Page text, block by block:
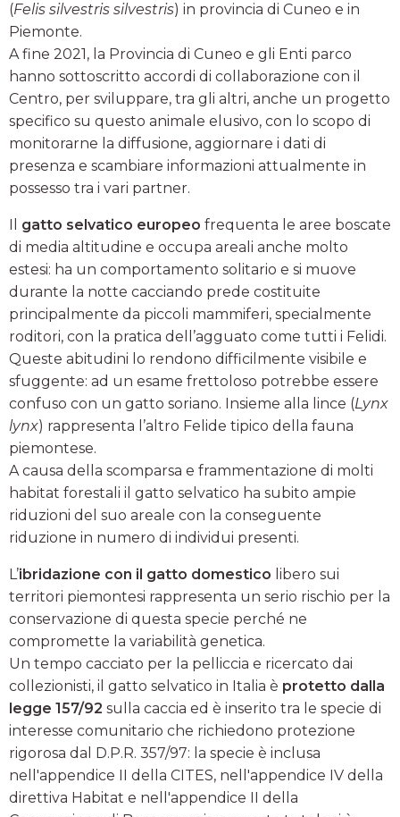
(Felis silvestris silvestris) in provincia di Cuneo e in
Piemonte.
A fine 2021, la Provincia di Cuneo e gli Enti parco
hanno sottoscritto accordi di collaborazione con il
Centro, per sviluppare, tra gli altri, anche un progetto
specifico su questo animale elusivo, con lo scopo di
monitorarne la diffusione, aggiornare i dati di
presenza e scambiare informazioni attualmente in
possesso tra i vari partner.
Il gatto selvatico europeo frequenta le aree boscate
di media altitudine e occupa areali anche molto
estesi: ha un comportamento solitario e si muove
durante la notte cacciando prede costituite
principalmente da piccoli mammiferi, specialmente
roditori, con la pratica dell’agguato come tutti i Felidi.
Queste abitudini lo rendono difficilmente visibile e
sfuggente: ad un esame frettoloso potrebbe essere
confuso con un gatto soriano. Insieme alla lince (Lynx
lynx) rappresenta l’altro Felide tipico della fauna
piemontese.
A causa della scomparsa e frammentazione di molti
habitat forestali il gatto selvatico ha subito ampie
riduzioni del suo areale con la conseguente
riduzione in numero di individui presenti.
L’ibridazione con il gatto domestico libero sui
territori piemontesi rappresenta un serio rischio per la
conservazione di questa specie perché ne
compromette la variabilità genetica.
Un tempo cacciato per la pelliccia e ricercato dai
collezionisti, il gatto selvatico in Italia è protetto dalla
legge 157/92 sulla caccia ed è inserito tra le specie di
interesse comunitario che richiedono protezione
rigorosa dal D.P.R. 357/97: la specie è inclusa
nell'appendice II della CITES, nell'appendice IV della
direttiva Habitat e nell'appendice II della